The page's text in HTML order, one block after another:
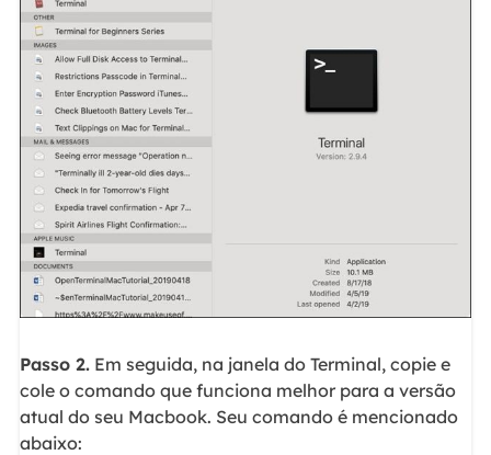
Passo 2.Em seguida, na janela do Terminal, copie e
cole o comando que funciona melhor para a versão
atual do seu Macbook. Seu comando é mencionado
abaixo: